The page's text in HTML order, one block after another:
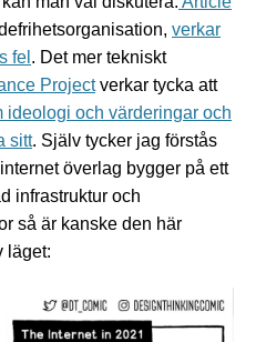
verkar
fel . Det mer tekniskt
Projectverkar tycka att
ideologi och värderingar och
sitt. Själv tycker jag förstås
överlag bygger på ett
infrastruktur och
så är kanske den här
läget: